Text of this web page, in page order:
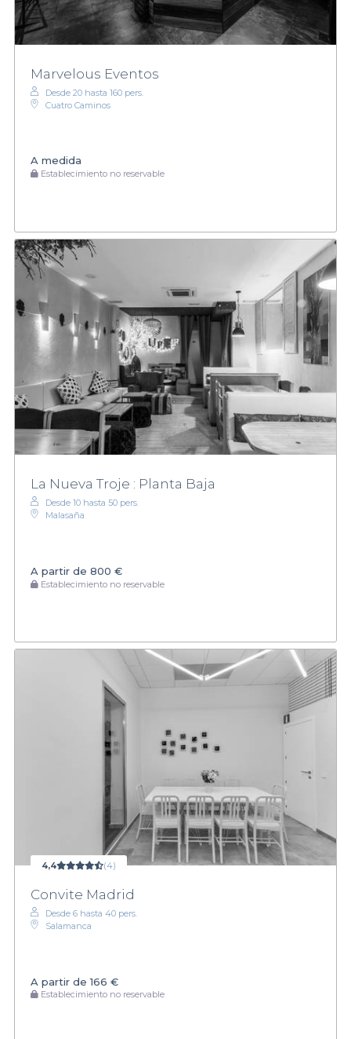
Marvelous Eventos
Desde 20 hasta 160 pers.
Cuatro Caminos
A medida
Establecimiento no reservable
La Nueva Troje : Planta Baja
Desde 10 hasta 50 pers.
Malasaña
A partir de 800 €
Establecimiento no reservable
4,4 (4)
Convite Madrid
Desde 6 hasta 40 pers.
Salamanca
A partir de166 €
Establecimiento no reservable